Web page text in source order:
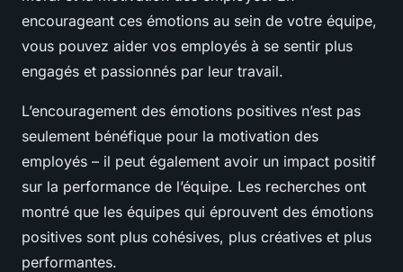
encourageant ces émotions au sein de votre équipe,
vous pouvez aider vos employés à se sentir plus
engagés et passionnés par leur travail.
L’encouragement des émotions positives n’est pas
seulement bénéfique pour la motivation des
employés – il peut également avoir un impact positif
sur la performance de l’équipe. Les recherches ont
montré que les équipes qui éprouvent des émotions
positives sont plus cohésives, plus créatives et plus
performantes.